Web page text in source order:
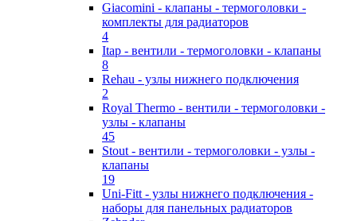
Giacomini - клапаны - термоголовки -
комплекты для радиаторов
4
Itap - вентили - термоголовки - клапаны
8
Rehau - узлы нижнего подключения
2
Royal Thermo - вентили - термоголовки -
узлы - клапаны
45
Stout - вентили - термоголовки - узлы -
клапаны
19
Uni-Fitt - узлы нижнего подключения -
наборы для панельных радиаторов